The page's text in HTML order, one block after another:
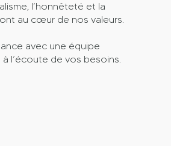
l’honnêteté et la
au cœur de nos valeurs.
avec une équipe
l’écoute de vos besoins.